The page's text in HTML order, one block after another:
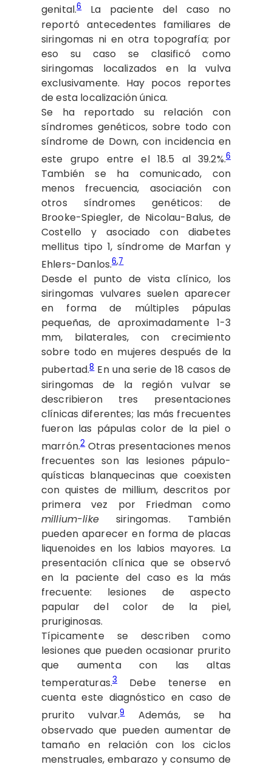
genital.6La paciente del caso no
reportó antecedentes familiares de
siringomas ni en otra topografía; por
eso su caso se clasificó como
siringomas localizados en la vulva
exclusivamente. Hay pocos reportes
de esta localización única.
Se ha reportado su relación con
síndromes genéticos, sobre todo con
síndrome de Down, con incidencia en
este grupo entre el 18.5 al 39.2%.6
También se ha comunicado, con
menos frecuencia, asociación con
otros síndromes genéticos: de
Brooke-Spiegler, de Nicolau-Balus, de
Costello y asociado con diabetes
mellitus tipo 1, síndrome de Marfan y
Ehlers-Danlos.6,7
Desde el punto de vista clínico, los
siringomas vulvares suelen aparecer
en forma de múltiples pápulas
pequeñas, de aproximadamente 1-3
mm, bilaterales, con crecimiento
sobre todo en mujeres después de la
pubertad.8En una serie de 18 casos de
siringomas de la región vulvar se
describieron tres presentaciones
clínicas diferentes; las más frecuentes
fueron las pápulas color de la piel o
marrón.2Otras presentaciones menos
frecuentes son las lesiones pápulo-
quísticas blanquecinas que coexisten
con quistes de millium, descritos por
primera vez por Friedman como
millium-likesiringomas. También
pueden aparecer en forma de placas
liquenoides en los labios mayores. La
presentación clínica que se observó
en la paciente del caso es la más
frecuente: lesiones de aspecto
papular del color de la piel,
pruriginosas.
Típicamente se describen como
lesiones que pueden ocasionar prurito
que aumenta con las altas
temperaturas.3Debe tenerse en
cuenta este diagnóstico en caso de
prurito vulvar.9Además, se ha
observado que pueden aumentar de
tamaño en relación con los ciclos
menstruales, embarazo y consumo de